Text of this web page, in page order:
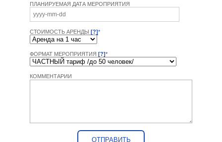
ПЛАНИРУЕМАЯ ДАТА МЕРОПРИЯТИЯ
СТОИМОСТЬ АРЕНДЫ [?]*
ФОРМАТ МЕРОПРИЯТИЯ [?]*
КОММЕНТАРИИ